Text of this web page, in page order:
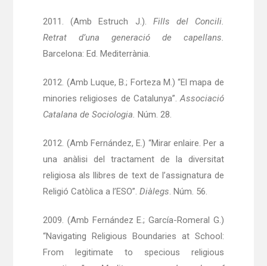
2011. (Amb Estruch J.). Fills del Concili.
Retrat d’una generació de capellans.
Barcelona: Ed. Mediterrània.
2012. (Amb Luque, B.; Forteza M.) “El mapa de
minories religioses de Catalunya”.Associació
Catalana de Sociologia. Núm. 28.
2012. (Amb Fernández, E.) “Mirar enlaire. Per a
una anàlisi del tractament de la diversitat
religiosa als llibres de text de l’assignatura de
Religió Catòlica a l’ESO”.Diàlegs. Núm. 56.
2009. (Amb Fernández E.; García-Romeral G.)
“Navigating Religious Boundaries at School:
From legitimate to specious religious